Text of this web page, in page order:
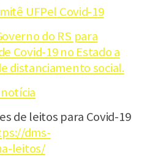
UFPel Covid-19
do RS para
Covid-19 no Estado a
distanciamento social.
de leitos para Covid-19
dms-
leitos/